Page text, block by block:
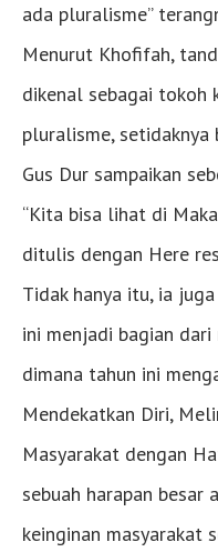
ada pluralisme”
Menurut Khofifah,
dikenal sebagai tokoh
pluralisme, setidaknya
Gus Dur sampaikan
“Kita bisa lihat di
ditulis dengan Here
Tidak hanya itu, ia
ini menjadi bagian
dimana tahun ini
Mendekatkan Diri,
Masyarakat dengan
sebuah harapan besar
keinginan masyarakat